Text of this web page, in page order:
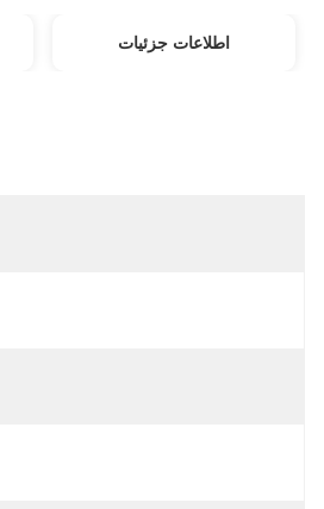
اطلاعات جزئیات